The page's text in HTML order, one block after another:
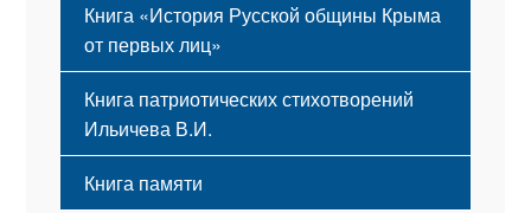
Книга «История Русской общины Крыма
от первых лиц»
Книга патриотических стихотворений
Ильичева В.И.
Книга памяти